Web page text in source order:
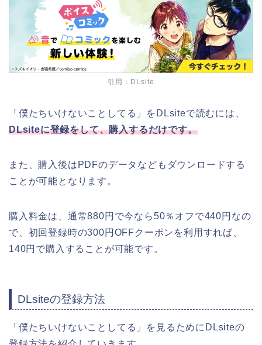
引用：DLsite
「僕たちいけないことしてる」をDLsiteで読むには、
DLsiteに登録をして、購入するだけです。
また、購入後はPDFのデータなどもダウンロードする
ことが可能となります。
購入料金は、通常880円で今なら50％オフで440円なの
で、初回登録時の300円OFFクーポンを利用すれば、
140円で購入することが可能です。
DLsiteの登録方法
「僕たちいけないことしてる」を見るためにDLsiteの